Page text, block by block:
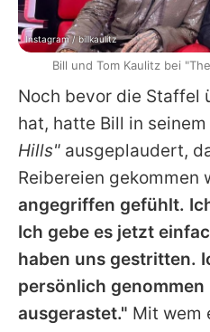
Noch bevor die Staffel
hat, hatte Bill in
Hills" ausgeplaudert,
Reibereien gekommen
angegriffen gefühlt.
Ich gebe es jetzt
haben uns gestritten.
persönlich
ausgerastet." Mit wem
Instagram / billkaulitz
Bill und Tom Kaulitz bei